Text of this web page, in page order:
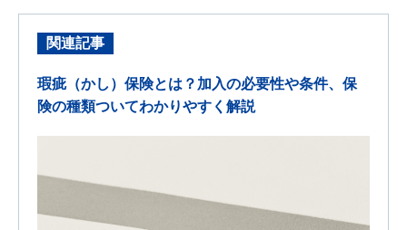
関連記事
瑕疵（かし）保険とは？加入の必要性や条件、保
険の種類ついてわかりやすく解説